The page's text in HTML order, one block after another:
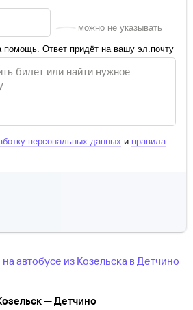
можно не указывать
Ответ придёт на вашу эл.почту
персональных данных и правила
автобусе из Козельска вДетчино
— Детчино